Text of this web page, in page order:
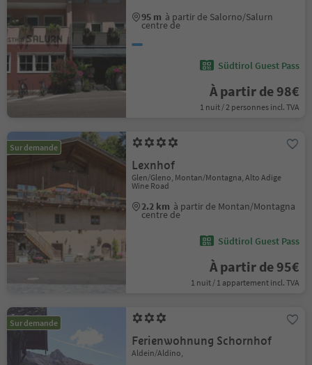
95 m à partir de Salorno/Salurn
centre de
Südtirol Guest Pass
À partir de 98€
1 nuit / 2 personnes incl. TVA
Sur demande
Lexnhof
Glen/Gleno, Montan/Montagna, Alto Adige
Wine Road
2.2 km à partir de Montan/Montagna
centre de
Südtirol Guest Pass
À partir de 95€
1 nuit / 1 appartement incl. TVA
Sur demande
Ferienwohnung Schornhof
Aldein/Aldino,